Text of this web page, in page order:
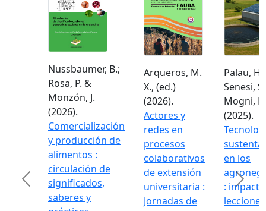
Nussbaumer, B.;
Rosa, P. &
Monzón, J.
(2026).
Comercialización
y producción de
alimentos :
circulación de
significados,
saberes y
Arqueros, M.
X., (ed.)
(2026).
Actores y
redes en
procesos
colaborativos
de extensión
universitaria :
Jornadas de
Palau, H.;
Senesi, S.
Mogni, F. A.
(2025).
en los
: impacto y
lecciones